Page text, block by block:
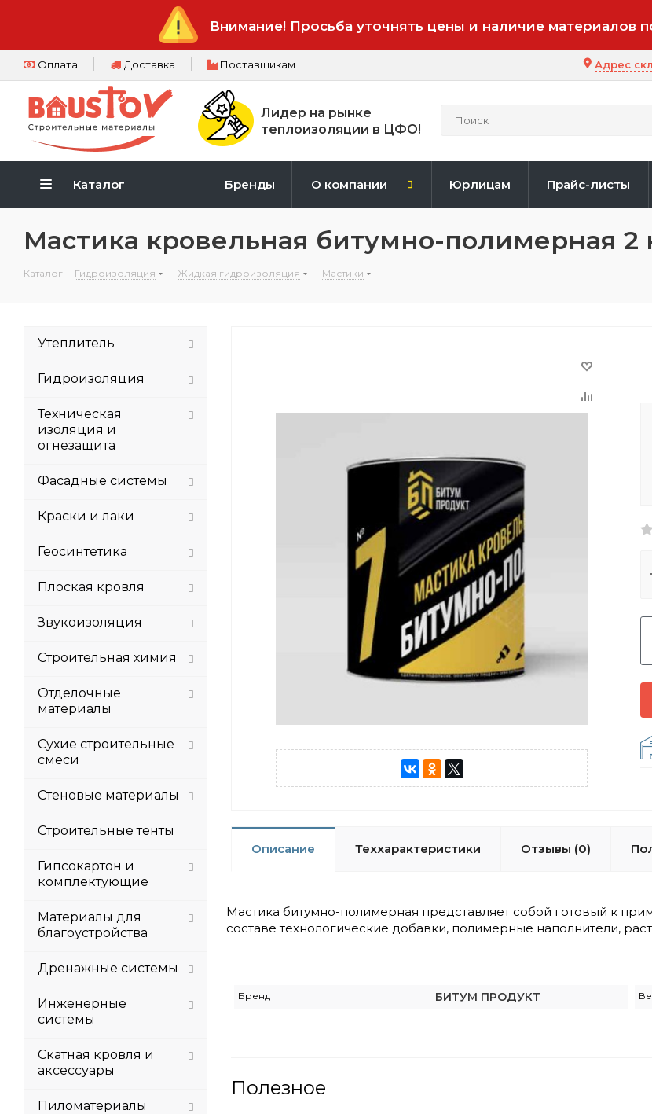
Внимание! Просьба уточнять цены и наличие материалов
Оплата Доставка Поставщикам Адрес
Лидер на рынке
теплоизоляции в ЦФО!
Каталог Бренды О компании Юрлицам Прайс-листы
Мастика кровельная битумно-полимерная 2
Каталог - Гидроизоляция - Жидкая гидроизоляция - Мастики
Описание Теххарактеристики Отзывы (0)
Мастика битумно-полимерная представляет собой готовый к
составе технологические добавки, полимерные наполнители,
Бренд БИТУМ ПРОДУКТ
Полезное
Утеплитель
Гидроизоляция
Техническая
изоляция и
огнезащита
Фасадные системы
Краски и лаки
Геосинтетика
Плоская кровля
Звукоизоляция
Строительная химия
Отделочные
материалы
Сухие строительные
смеси
Стеновые материалы
Строительные тенты
Гипсокартон и
комплектующие
Материалы для
благоустройства
Дренажные системы
Инженерные
системы
Скатная кровля и
аксессуары
Пиломатериалы